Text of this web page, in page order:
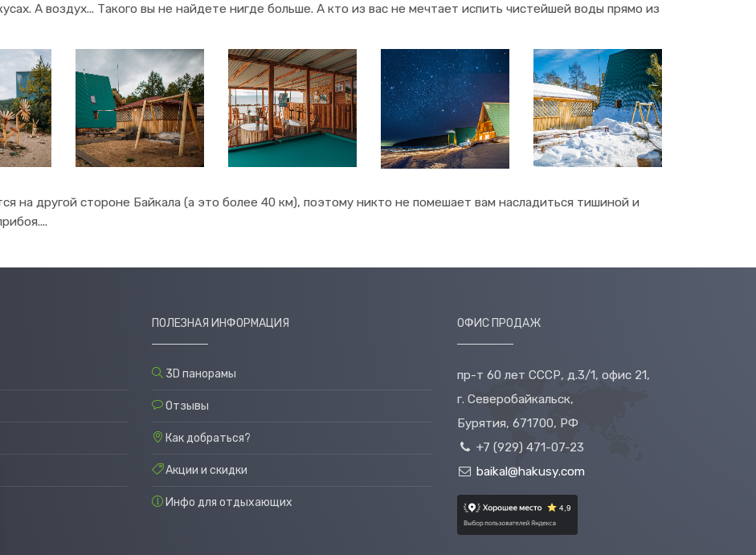
А воздух... Такого вы не найдете нигде больше. А кто из вас не мечтает испить чистейшей воды прямо из
на другой стороне Байкала (а это более 40 км), поэтому никто не помешает вам насладиться тишиной и
ПОЛЕЗНАЯ ИНФОРМАЦИЯ
3D панорамы
Отзывы
Как добраться?
Акции и скидки
Инфо для отдыхающих
ОФИС ПРОДАЖ
пр-т 60 лет СССР, д.3/1, офис 21,
г. Северобайкальск,
Бурятия, 671700, РФ
+7 (929) 471-07-23
baikal@hakusy.com